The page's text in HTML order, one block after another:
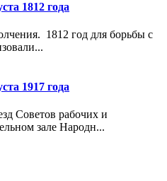
1812 года
1812 год для борьбы с
1917 года
Советов рабочих и
зале Народн...